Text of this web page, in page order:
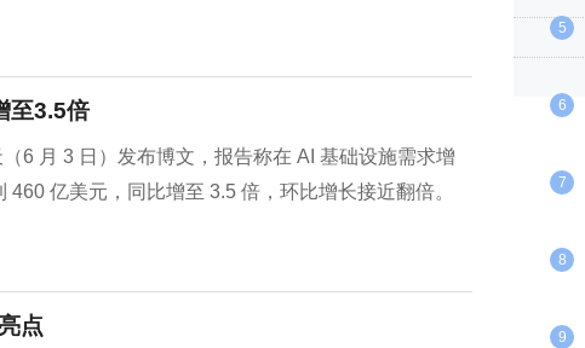
至3.5倍
6 月 3 日）发布博文，报告称在 AI 基础设施需求增
亿美元，同比增至 3.5 倍，环比增长接近翻倍。
点
5
6
7
8
9